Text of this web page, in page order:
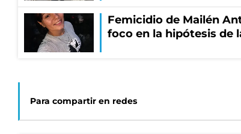
Femicidio de Mailén
foco en la hipótesis de
Para compartir en redes